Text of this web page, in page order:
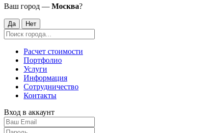
Ваш город — Москва?
Да Нет
Расчет стоимости
Портфолио
Услуги
Информация
Сотрудничество
Контакты
Вход в аккаунт